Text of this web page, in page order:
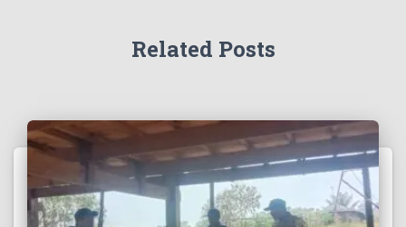
Related Posts